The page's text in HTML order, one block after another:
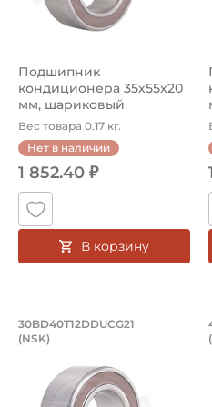
Подшипник
кондиционера 35х55х20
мм, шариковый
двухрядный на вал 35 мм.
...
Вес товара 0.17 кг.
Нет в наличии
1 852.40 ₽
В корзину
Подшипник
Подшипник кондиционера
30BD40T12DDUCG21
(NSK)